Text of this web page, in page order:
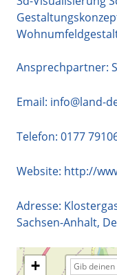
Ansprechpartner:
Email: info@land-
Telefon: 0177
Website: http://
Adresse:
Sachsen-Anhalt,
+